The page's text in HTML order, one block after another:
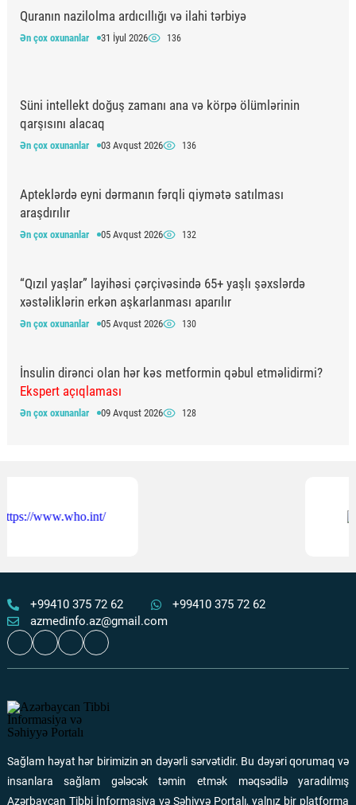
Quranın nazilolma ardıcıllığı və ilahi tərbiyə
Ən çox oxunanlar 31 İyul 2026 136
Süni intellekt doğuş zamanı ana və körpə ölümlərinin
qarşısını alacaq
Ən çox oxunanlar 03 Avqust 2026 136
Apteklərdə eyni dərmanın fərqli qiymətə satılması
araşdırılır
Ən çox oxunanlar 05 Avqust 2026 132
“Qızıl yaşlar” layihəsi çərçivəsində 65+ yaşlı şəxslərdə
xəstəliklərin erkən aşkarlanması aparılır
Ən çox oxunanlar 05 Avqust 2026 130
İnsulin dirənci olan hər kəs metformin qəbul etməlidirmi?
Ekspert açıqlaması
Ən çox oxunanlar 09 Avqust 2026 128
sağlamlığınızı qoruyun!
Şuşa şəhərində təcili tibbi yardım bölməsi fəaliyyətə
başlayıb
Ümumdünya Ana Südü ilə Qidalandırma Həftəsində
Ən çox oxunanlar
+99410 375 72 62
+99410 375 72 62
azmedinfo.az@gmail.com
Sağlam həyat hər birimizin ən dəyərli sərvətidir. Bu dəyəri qorumaq və
insanlara sağlam gələcək təmin etmək məqsədilə yaradılmış
Azərbaycan Tibbi İnformasiya və Səhiyyə Portalı, yalnız bir platforma